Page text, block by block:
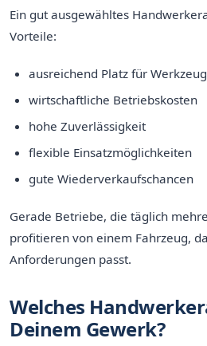
Ein gut ausgewähltes
Vorteile:
ausreichend Platz für
wirtschaftliche Betriebskosten
hohe Zuverlässigkeit
flexible Einsatzmöglichkeiten
gute Wiederverkaufschancen
Gerade Betriebe, die täglich
profitieren von einem Fahrzeug,
Anforderungen passt.
Welches
Deinem Gewerk?